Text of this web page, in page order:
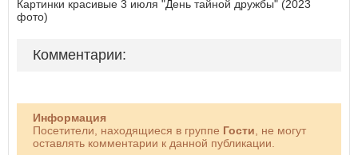
Картинки красивые 3 июля "День тайной дружбы" (2023
фото)
Комментарии:
Информация
Посетители, находящиеся в группе Гости, не могут
оставлять комментарии к данной публикации.